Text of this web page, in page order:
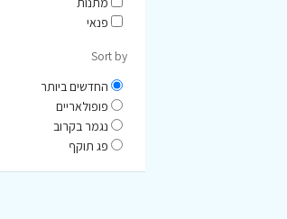
פנאי
Sort by
החדשים ביותר
פופולאריים
נגמר בקרוב
פג תוקף